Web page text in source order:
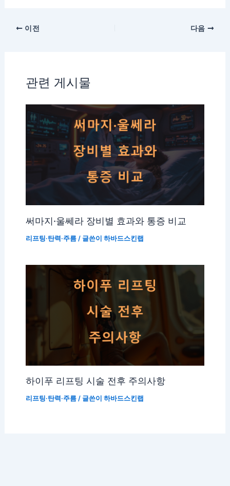
이전 다음
관련 게시물
써마지·울쎄라 장비별 효과와 통증 비교
리프팅·탄력·주름/ 글쓴이 하바드스킨랩
하이푸 리프팅 시술 전후 주의사항
리프팅·탄력·주름/ 글쓴이 하바드스킨랩